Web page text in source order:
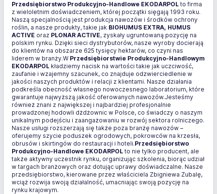
Przedsiębiorstwo Produkcyjno-Handlowe EKODARPOL to firma
z wieloletnim doświadczeniem, której początki sięgają 1993 roku.
Naszą specjalnością jest produkcja nawozów i środków ochrony
roślin, a nasze produkty, takie jak BIOHUMUS EXTRA, HUMUS
ACTIVE oraz PLONAR ACTIVE, zyskały ugruntowaną pozycję na
polskim rynku. Dzięki sieci dystrybutorów, nasze wyroby docierają
do klientów na obszarze 625 tysięcy hektarów, co czyni nas
liderem w branży.W Przedsiębiorstwie Produkcyjno-Handlowym
EKODARPOL kładziemy nacisk na wartości takie jak uczciwość,
zaufanie i wzajemny szacunek, co znajduje odzwierciedlenie w
jakości naszych produktów i relacji z klientami. Nasze działania
podkreśla obecność własnego nowoczesnego laboratorium, które
gwarantuje najwyższą jakość oferowanych nawozów.Jesteśmy
również znani z największej i najbardziej profesjonalnie
prowadzonej hodowli dżdżownic w Polsce, co świadczy o naszym
unikalnym podejściu i zaangażowaniu w rozwój sektora rolniczego.
Nasze usługi rozszerzają się także poza branżę nawozów –
oferujemy szycie poduszek ogrodowych, pokrowców na krzesła,
obrusów i skirtingów do restauracji i hoteli.Przedsiębiorstwo
Produkcyjno-Handlowe EKODARPOL to nie tylko producent, ale
także aktywny uczestnik rynku, organizując szkolenia, biorąc udział
w targach branżowych oraz dotując uprawy doświadczalne. Nasze
przedsiębiorstwo, kierowane przez właściciela Zbigniewa Zubalę,
wciąż rozwija swoją działalność, umacniając swoją pozycję na
rynku krajowym.